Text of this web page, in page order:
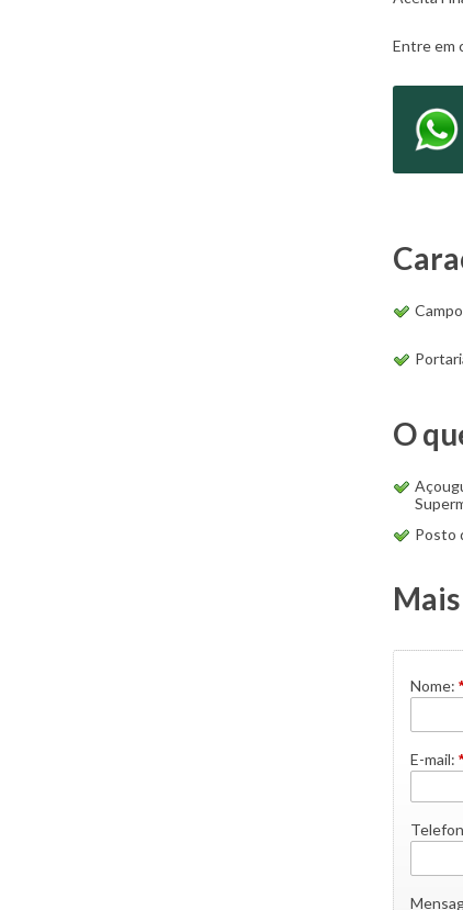
Entre em
O
Posto
Nome: *
E-mail: *